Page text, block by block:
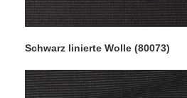
Schwarz linierte Wolle (80073)